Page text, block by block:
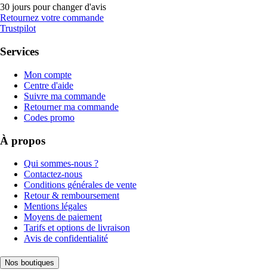
30 jours pour changer d'avis
Retournez votre commande
Trustpilot
Services
Mon compte
Centre d'aide
Suivre ma commande
Retourner ma commande
Codes promo
À propos
Qui sommes-nous ?
Contactez-nous
Conditions générales de vente
Retour & remboursement
Mentions légales
Moyens de paiement
Tarifs et options de livraison
Avis de confidentialité
Nos boutiques